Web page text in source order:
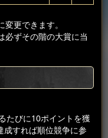
更できます。
ずその階の大賞に当
たびに10ポイントを獲
すれば順位競争に参